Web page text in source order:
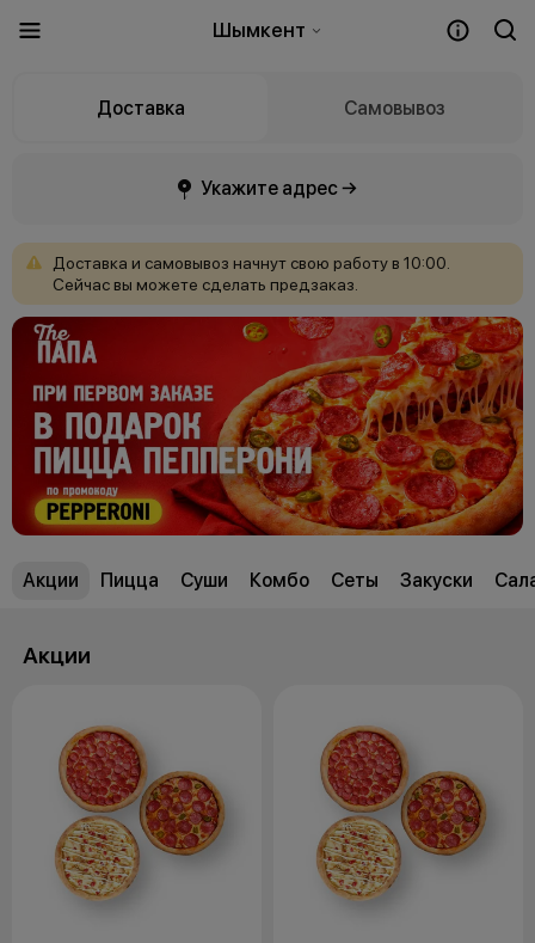
Шымкент
Доставка Самовывоз
Укажите адрес →
Доставка и самовывоз начнут свою работу в 10:00.
Сейчас вы можете сделать предзаказ.
Акции Пицца Суши Комбо Сеты Закуски
Акции